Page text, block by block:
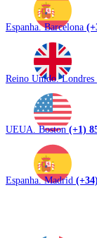
Espanha. Barcelona
Reino Unido. Londres
UEUA. Boston(+1)
Espanha. Madrid